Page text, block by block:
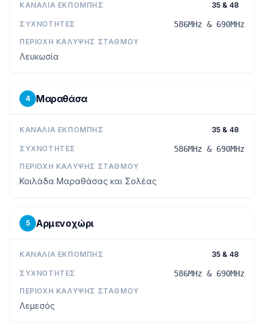
ΚΑΝΆΛΙΑ ΕΚΠΟΜΠΉΣ 35 & 48
ΣΥΧΝΌΤΗΤΕΣ 586MHz & 690MHz
ΠΕΡΙΟΧΉ ΚΆΛΥΨΗΣ ΣΤΑΘΜΟΎ
Λευκωσία
4 Μαραθάσα
ΚΑΝΆΛΙΑ ΕΚΠΟΜΠΉΣ 35 & 48
ΣΥΧΝΌΤΗΤΕΣ 586MHz & 690MHz
ΠΕΡΙΟΧΉ ΚΆΛΥΨΗΣ ΣΤΑΘΜΟΎ
Κοιλάδα Μαραθάσας και Σολέας
5 Αρμενοχώρι
ΚΑΝΆΛΙΑ ΕΚΠΟΜΠΉΣ 35 & 48
ΣΥΧΝΌΤΗΤΕΣ 586MHz & 690MHz
ΠΕΡΙΟΧΉ ΚΆΛΥΨΗΣ ΣΤΑΘΜΟΎ
Λεμεσός